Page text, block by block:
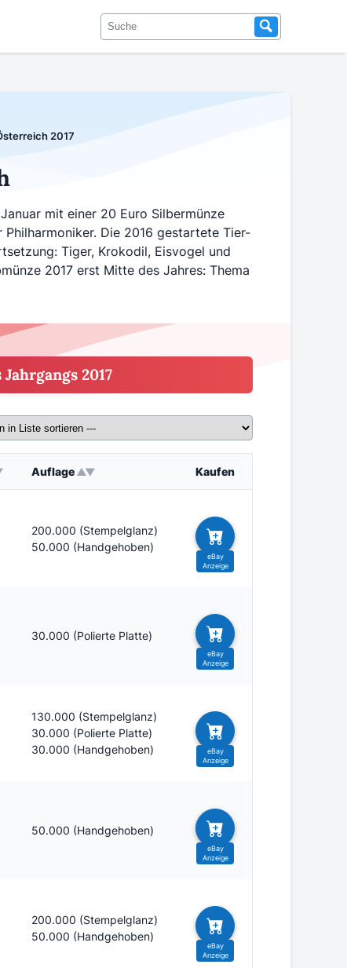
2017
mit einer 20 Euro Silbermünze
Die 2016 gestartete Tier-
Tiger, Krokodil, Eisvogel und
2017 erst Mitte des Jahres: Thema
2017
Auflage Kaufen
200.000 (Stempelglanz)
50.000 (Handgehoben)
30.000 (Polierte Platte)
130.000 (Stempelglanz)
30.000 (Polierte Platte)
30.000 (Handgehoben)
50.000 (Handgehoben)
200.000 (Stempelglanz)
50.000 (Handgehoben)